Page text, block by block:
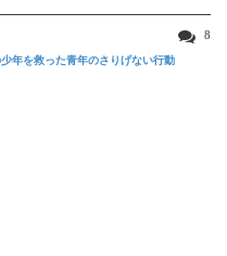
8
年を救った青年のさりげない行動